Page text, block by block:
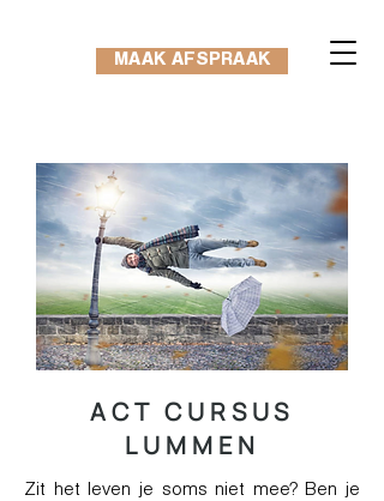
MAAK AFSPRAAK
ACT CURSUS
LUMMEN
Zit het leven je soms niet mee? Ben je